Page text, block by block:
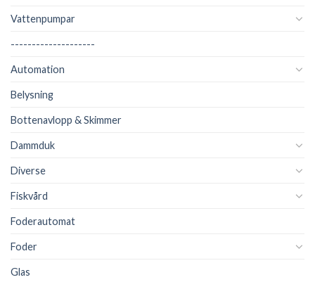
Vattenpumpar
--------------------
Automation
Belysning
Bottenavlopp & Skimmer
Dammduk
Diverse
Fiskvård
Foderautomat
Foder
Glas